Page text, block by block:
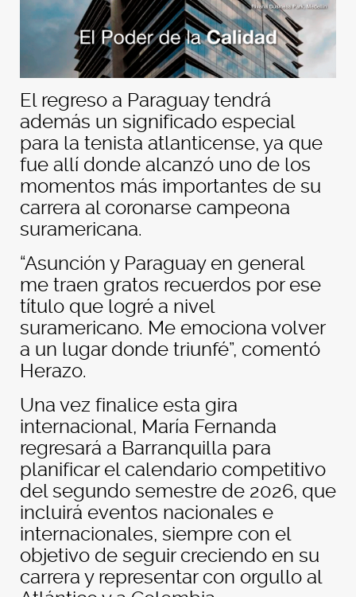
El regreso a Paraguay tendrá
además un significado especial
para la tenista atlanticense, ya que
fue allí donde alcanzó uno de los
momentos más importantes de su
carrera al coronarse campeona
suramericana.
“Asunción y Paraguay en general
me traen gratos recuerdos por ese
título que logré a nivel
suramericano. Me emociona volver
a un lugar donde triunfé”, comentó
Herazo.
Una vez finalice esta gira
internacional, María Fernanda
regresará a Barranquilla para
planificar el calendario competitivo
del segundo semestre de 2026, que
incluirá eventos nacionales e
internacionales, siempre con el
objetivo de seguir creciendo en su
carrera y representar con orgullo al